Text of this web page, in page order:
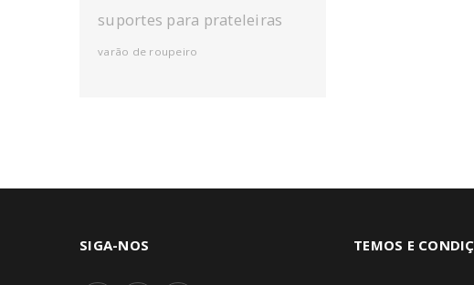
suportes para prateleiras
varão de roupeiro
SIGA-NOS TEMOS E